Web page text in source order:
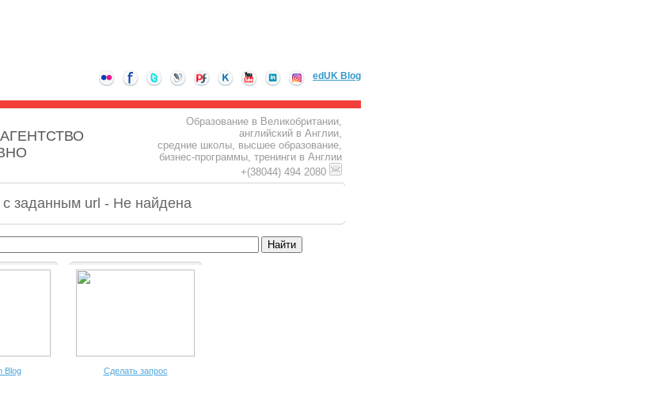
edUK Blog
Образование в Великобритании,
английский в Англии,
средние школы, высшее образование,
бизнес-программы, тренинги в Англии
+(38044) 494 2080
с заданным url - Не найдена
Blog Сделать запрос